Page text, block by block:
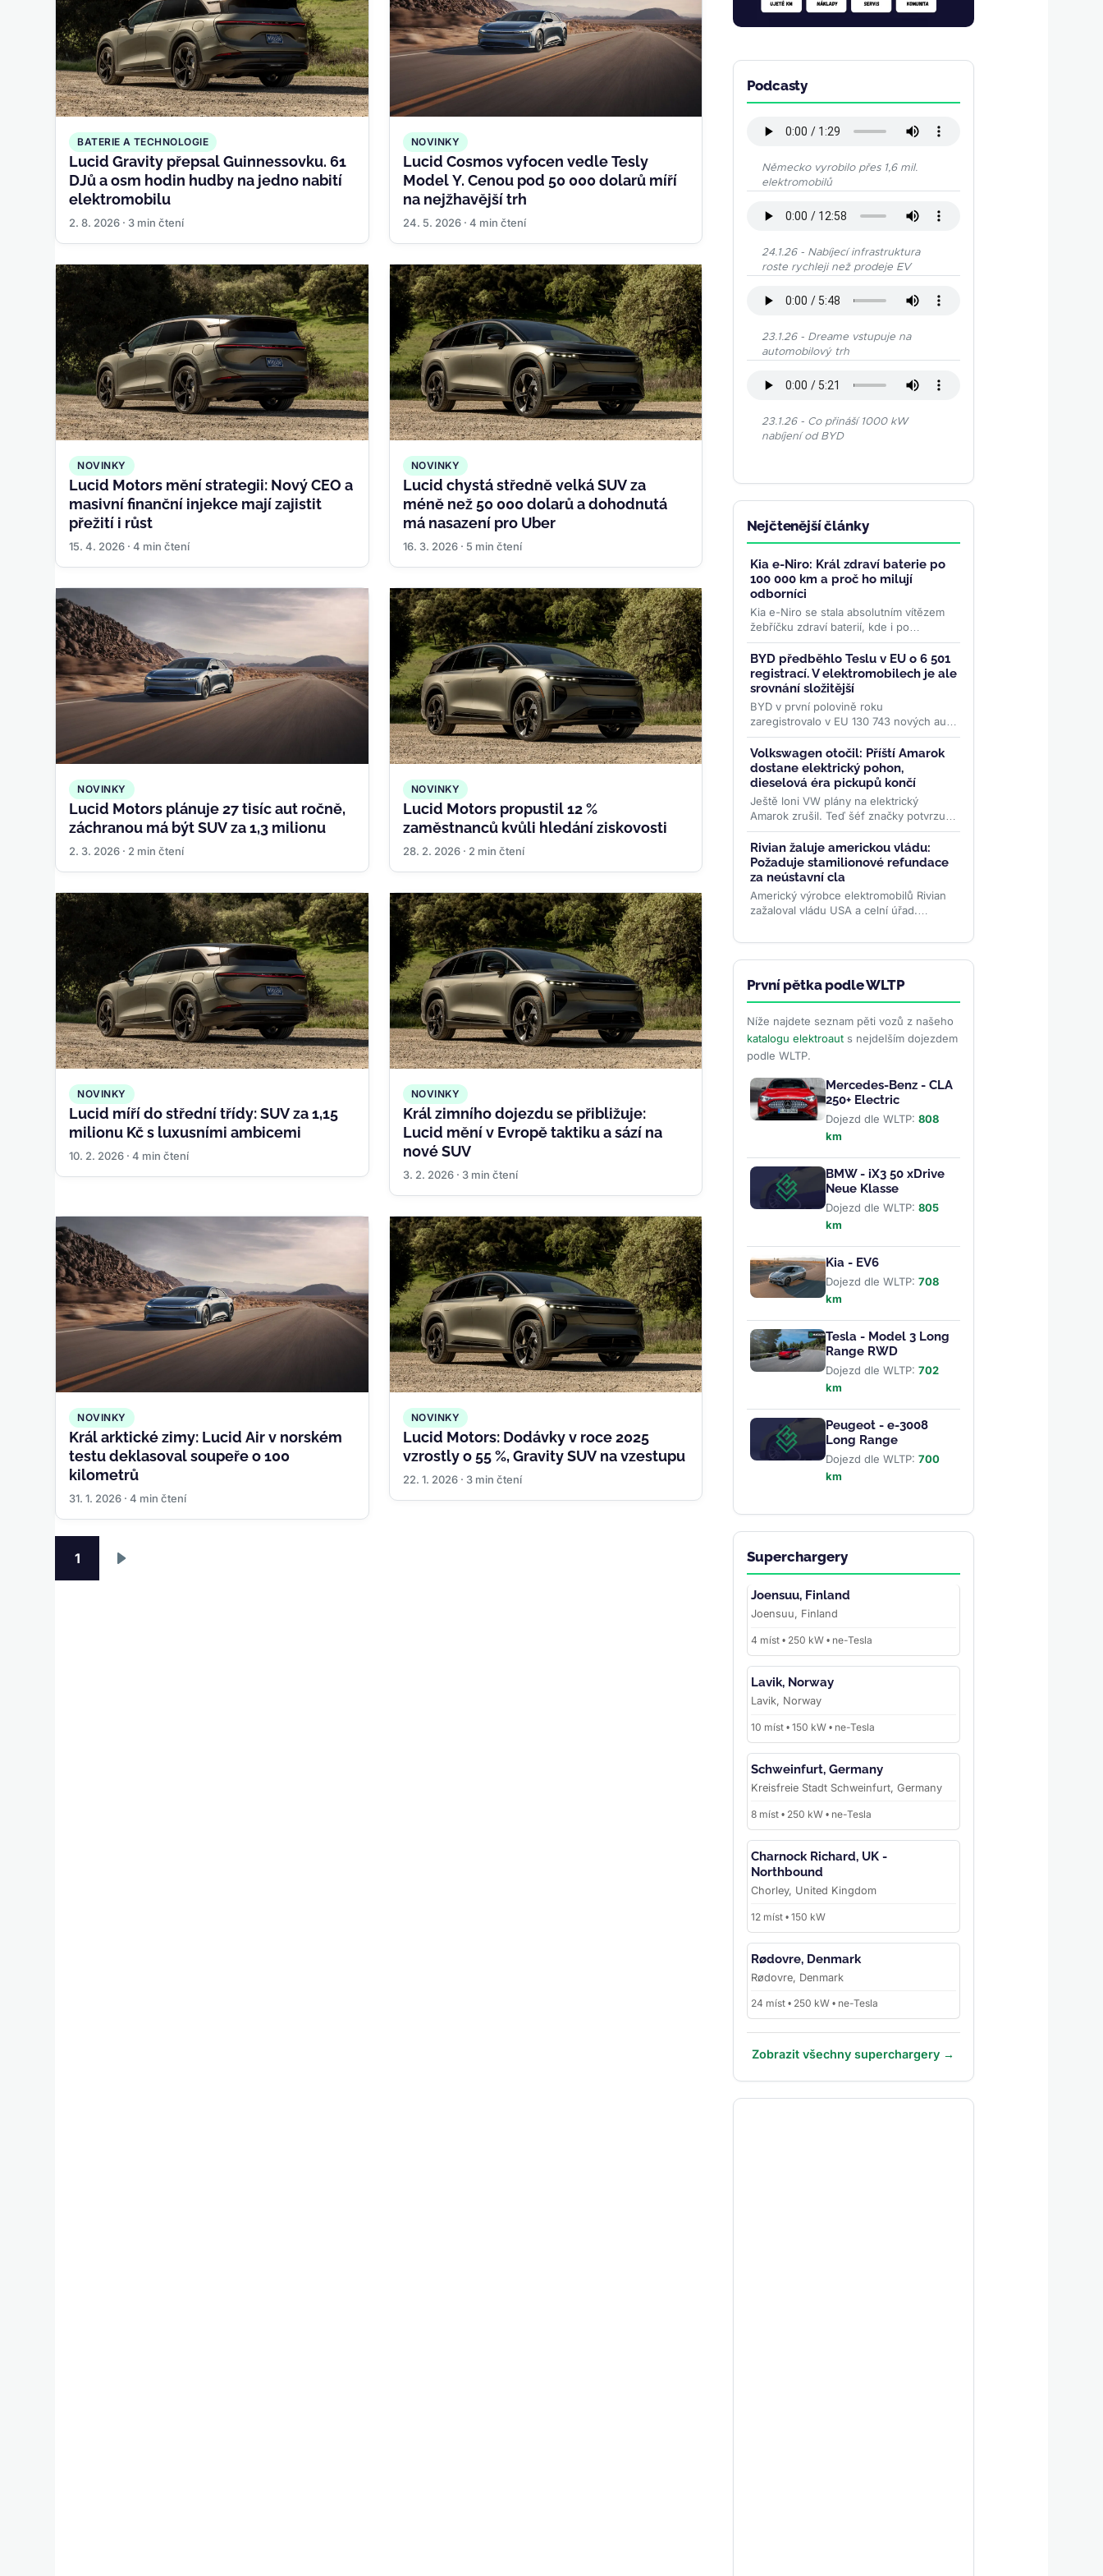
BATERIE A TECHNOLOGIE
Lucid Gravity přepsal Guinnessovku. 61
DJů a osm hodin hudby na jedno nabití
elektromobilu
2. 8. 2026 · 3 min čtení
NOVINKY
Lucid Cosmos vyfocen vedle Tesly
Model Y. Cenou pod 50 000 dolarů míří
na nejžhavější trh
24. 5. 2026 · 4 min čtení
NOVINKY
Lucid Motors mění strategii: Nový CEO a
masivní finanční injekce mají zajistit
přežití i růst
15. 4. 2026 · 4 min čtení
NOVINKY
Lucid chystá středně velká SUV za
méně než 50 000 dolarů a dohodnutá
má nasazení pro Uber
16. 3. 2026 · 5 min čtení
NOVINKY
Lucid Motors plánuje 27 tisíc aut ročně,
záchranou má být SUV za 1,3 milionu
2. 3. 2026 · 2 min čtení
NOVINKY
Lucid Motors propustil 12 %
zaměstnanců kvůli hledání ziskovosti
28. 2. 2026 · 2 min čtení
NOVINKY
Lucid míří do střední třídy: SUV za 1,15
milionu Kč s luxusními ambicemi
10. 2. 2026 · 4 min čtení
NOVINKY
Král zimního dojezdu se přibližuje:
Lucid mění v Evropě taktiku a sází na
nové SUV
3. 2. 2026 · 3 min čtení
NOVINKY
Král arktické zimy: Lucid Air v norském
testu deklasoval soupeře o 100
kilometrů
31. 1. 2026 · 4 min čtení
NOVINKY
Lucid Motors: Dodávky v roce 2025
vzrostly o 55 %, Gravity SUV na vzestupu
22. 1. 2026 · 3 min čtení
1
Podcasty
Německo vyrobilo přes 1,6 mil.
elektromobilů
24.1.26 - Nabíjecí infrastruktura
roste rychleji než prodeje EV
23.1.26 - Dreame vstupuje na
automobilový trh
23.1.26 - Co přináší 1000 kW
nabíjení od BYD
Nejčtenější články
Kia e-Niro: Král zdraví baterie po
100 000 km a proč ho milují
odborníci
Kia e-Niro se stala absolutním vítězem
žebříčku zdraví baterií, kde i po
vysokém nájezdu 100 000 km si udržuje
téměř původní...>>
BYD předběhlo Teslu v EU o 6 501
registrací. V elektromobilech je ale
srovnání složitější
BYD v první polovině roku
zaregistrovalo v EU 130 743 nových aut,
Tesla 124 242. Čínská značka tak otočila
loňské manko, data ACEA ale...>>
Volkswagen otočil: Příští Amarok
dostane elektrický pohon,
dieselová éra pickupů končí
Ještě loni VW plány na elektrický
Amarok zrušil. Teď šéf značky potvrzuje
pravý opak: třetí generace oblíbeného
pickupu dostane PHEV i...>>
Rivian žaluje americkou vládu:
Požaduje stamilionové refundace
za neústavní cla
Americký výrobce elektromobilů Rivian
zažaloval vládu USA a celní úřad.
zrušená Trumpova...>>
První pětka podle WLTP
Níže najdete seznam pěti vozů z našeho
katalogu elektroauts nejdelším dojezdem
podle WLTP.
Mercedes-Benz - CLA
250+ Electric
Dojezd dle WLTP: 808
km
BMW - iX3 50 xDrive
Neue Klasse
Dojezd dle WLTP: 805
km
Kia - EV6
Dojezd dle WLTP: 708
km
Tesla - Model 3 Long
Range RWD
Dojezd dle WLTP: 702
km
Peugeot - e-3008
Long Range
Dojezd dle WLTP: 700
km
Superchargery
Joensuu, Finland
Joensuu, Finland
4 míst • 250 kW • ne-Tesla
Lavik, Norway
Lavik, Norway
10 míst • 150 kW • ne-Tesla
Schweinfurt, Germany
Kreisfreie Stadt Schweinfurt, Germany
8 míst • 250 kW • ne-Tesla
Charnock Richard, UK -
Northbound
Chorley, United Kingdom
12 míst • 150 kW
Rødovre, Denmark
Rødovre, Denmark
24 míst • 250 kW • ne-Tesla
Zobrazit všechny superchargery →